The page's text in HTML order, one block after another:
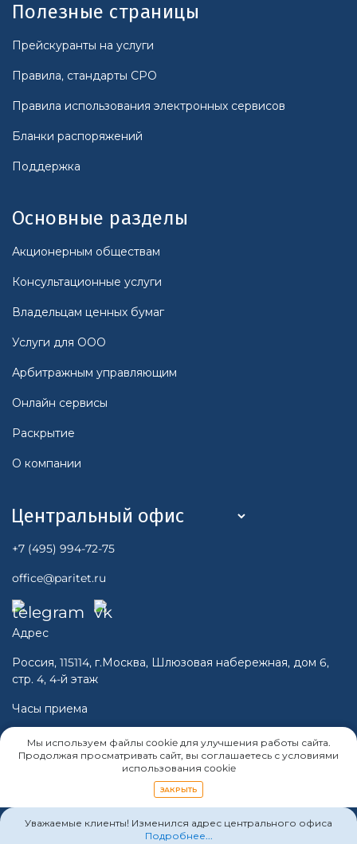
Мы используем файлы cookie для улучшения работы сайта.
Продолжая просматривать сайт, вы соглашаетесь с условиями
использования cookie
ЗАКРЫТЬ
Уважаемые клиенты! Изменился адрес центрального офиса
Подробнее...
Полезные страницы
Прейскуранты на услуги
Правила, стандарты СРО
Правила использования электронных сервисов
Бланки распоряжений
Поддержка
Основные разделы
Акционерным обществам
Консультационные услуги
Владельцам ценных бумаг
Услуги для ООО
Арбитражным управляющим
Онлайн сервисы
Раскрытие
О компании
+7 (495) 994-72-75
office@paritet.ru
Адрес
Россия, 115114, г.Москва, Шлюзовая набережная, дом 6,
стр. 4, 4-й этаж
Часы приема
Пн-Чт 10:00 - 16:00
Пт 10:00 -15:00